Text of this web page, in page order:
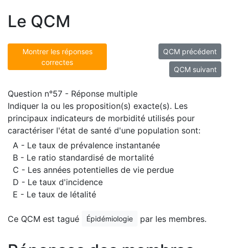
Le QCM
Montrer les réponses
correctes
QCM précédent
QCM suivant
Question n°57 - Réponse multiple
Indiquer la ou les proposition(s) exacte(s). Les
principaux indicateurs de morbidité utilisés pour
caractériser l'état de santé d'une population sont:
A - Le taux de prévalence instantanée
B - Le ratio standardisé de mortalité
C - Les années potentielles de vie perdue
D - Le taux d'incidence
E - Le taux de létalité
Ce QCM est tagué Épidémiologie par les membres.